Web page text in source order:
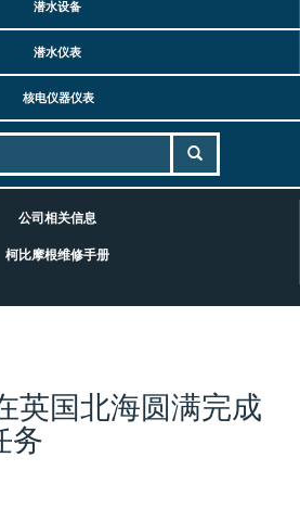
潜水设备
潜水仪表
核电仪器仪表
公司相关信息
柯比摩根维修手册
英国北海圆满完成
务